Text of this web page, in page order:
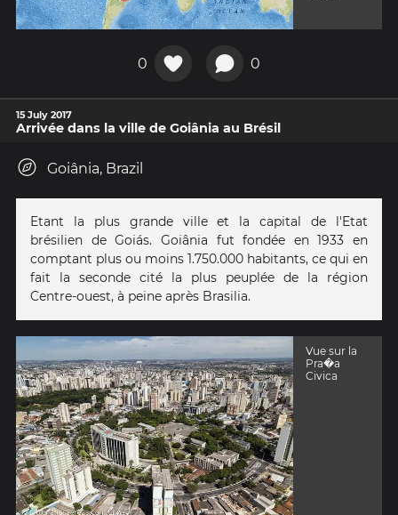
0 0
15 July 2017
Arrivée dans la ville de Goiânia au Brésil
Goiânia, Brazil
Etant la plus grande ville et la capital de l'Etat
brésilien de Goiás. Goiânia fut fondée en 1933 en
comptant plus ou moins 1.750.000 habitants, ce qui en
fait la seconde cité la plus peuplée de la région
Centre-ouest, à peine après Brasilia.
Vue sur la
Pra�a
Civica